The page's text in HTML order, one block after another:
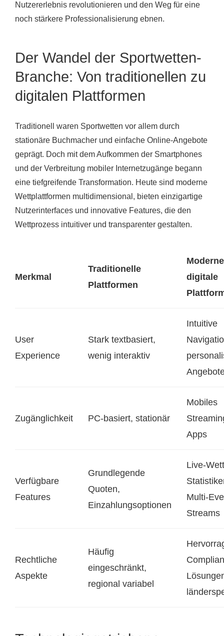
Nutzererlebnis revolutionieren und den Weg für eine
noch stärkere Professionalisierung ebnen.
Der Wandel der Sportwetten-
Branche: Von traditionellen zu
digitalen Plattformen
Traditionell waren Sportwetten vor allem durch
stationäre Buchmacher und einfache Online-Angebote
geprägt. Doch mit dem Aufkommen der Smartphones
und der Verbreitung mobiler Internetzugänge begann
eine tiefgreifende Transformation. Heute sind moderne
Wettplattformen multidimensional, bieten einzigartige
Nutzerinterfaces und innovative Features, die den
Wettprozess intuitiver und transparenter gestalten.
Merkmal
Traditionelle
Plattformen
Moderne
digitale
User
Experience
Stark textbasiert,
wenig interaktiv
Intuitive
Zugänglichkeit PC-basiert, stationär
Mobiles
Apps
Verfügbare
Features
Grundlegende
Quoten,
Einzahlungsoptionen
Live-
Multi-
Streams
Rechtliche
Aspekte
Häufig
eingeschränkt,
regional variabel